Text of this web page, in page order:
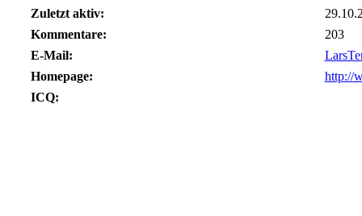
Zuletzt aktiv:
Kommentare:
203
E-Mail:
Homepage:
http://
ICQ: